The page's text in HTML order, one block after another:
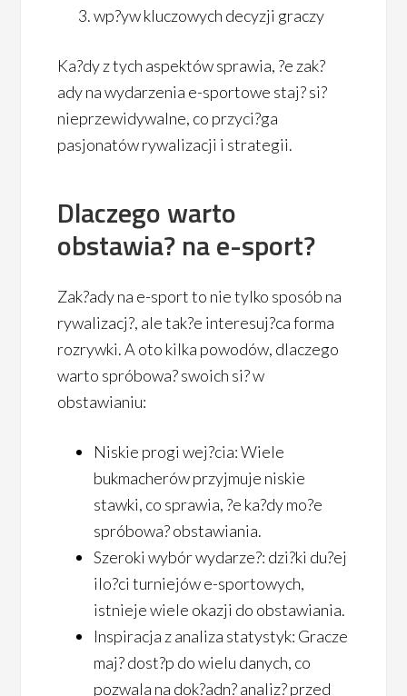
wp?yw kluczowych decyzji graczy
Ka?dy z tych aspektów sprawia, ?e zak?
ady na wydarzenia e-sportowe staj? si?
nieprzewidywalne, co przyci?ga
pasjonatów rywalizacji i strategii.
Dlaczego warto
obstawia? na e-sport?
Zak?ady na e-sport to nie tylko sposób na
rywalizacj?, ale tak?e interesuj?ca forma
rozrywki. A oto kilka powodów, dlaczego
warto spróbowa? swoich si? w
obstawianiu:
Niskie progi wej?cia: Wiele
bukmacherów przyjmuje niskie
stawki, co sprawia, ?e ka?dy mo?e
spróbowa? obstawiania.
Szeroki wybór wydarze?: dzi?ki du?ej
ilo?ci turniejów e-sportowych,
istnieje wiele okazji do obstawiania.
Inspiracja z analiza statystyk: Gracze
maj? dost?p do wielu danych, co
pozwala na dok?adn? analiz? przed